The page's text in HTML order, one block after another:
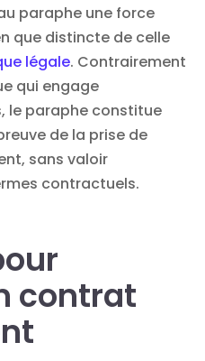
paraphe une force
que distincte de celle
légale. Contrairement
qui engage
le paraphe constitue
de la prise de
sans valoir
contractuels.
contrat